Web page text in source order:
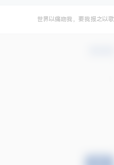
世界以痛吻我，要我报之以歌